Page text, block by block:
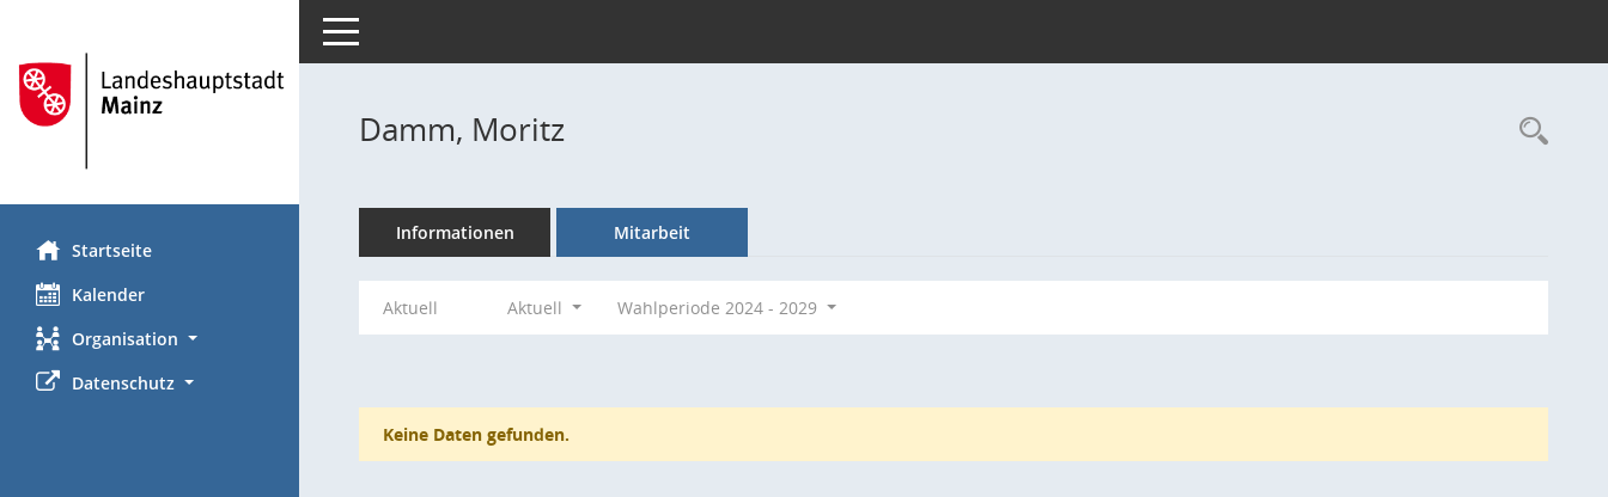
Startseite
Kalender
Organisation
Datenschutz
Toggle navigation
Damm, Moritz
Informationen Mitarbeit
Aktuell Aktuell Wahlperiode 2024 - 2029
Keine Daten gefunden.